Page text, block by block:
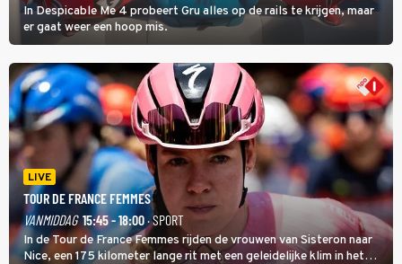
In Despicable Me 4 probeert Gru alles op de rails te krijgen, maar
er gaat weer een hoop mis.
LIVE
TOUR DE FRANCE FEMMES
VANMIDDAG 15:45 - 18:00· SPORT
In de Tour de France Femmes rijden de vrouwen van Sisteron naar
Nice, een 175 kilometer lange rit met een geleidelijke klim in het